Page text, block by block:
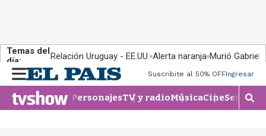
Temas del
día:
Relación Uruguay - EE.UU. Alerta naranja Murió Gabriel
n
u
Suscribite al 50% OFFIngresar
PersonajesTV y radioMúsicaCineSeries
M
o